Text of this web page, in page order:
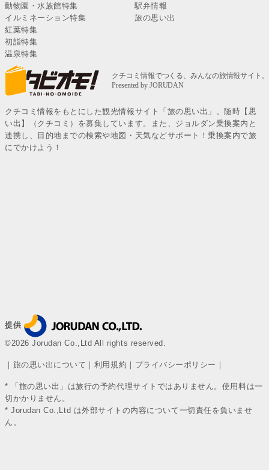
動物園・水族館特集
イルミネーション特集
紅葉特集
初詣特集
温泉特集
駅弁情報
旅の思い出
クチコミ情報をもとにした観光情報サイト「旅の思い出」。随時【思
い出】（クチコミ）を募集しています。また、ジョルダン乗換案内と
連携し、目的地までの検索や地図・天気などサポート！乗換案内で旅
にでかけよう！
提供
©2026 Jorudan Co.,Ltd All rights reserved.
｜ 旅の思い出について ｜ 利用規約 ｜ プライバシーポリシー ｜
* 「旅の思い出」は旅行の予約代理サイトではありません。使用料は一
切かかりません。
* Jorudan Co.,Ltd は外部サイトの内容について一切責任を負いませ
ん。